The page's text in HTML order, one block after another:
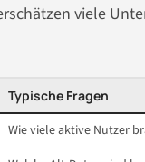
viele
Typische Fragen
Wie viele aktive Nutzer